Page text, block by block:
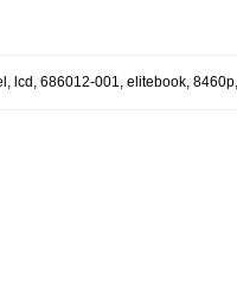
, lcd , 686012-001, elitebook, 8460p,